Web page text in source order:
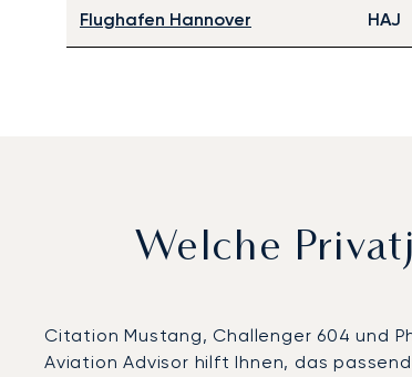
Flughafen Hannover HAJ
Welche
Citation Mustang, Challenger 604 und
Aviation Advisor hilft Ihnen, das